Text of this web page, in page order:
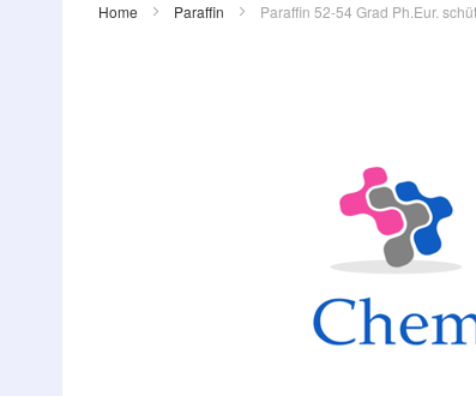
Home Paraffin Paraffin 52-54 Grad Ph.Eur.